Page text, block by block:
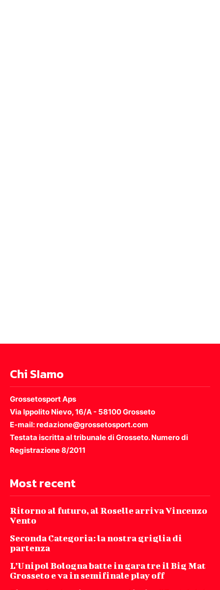
Chi SIamo
Grossetosport Aps
Via Ippolito Nievo, 16/A - 58100 Grosseto
E-mail: redazione@grossetosport.com
Testata iscritta al tribunale di Grosseto. Numero di
Registrazione 8/2011
Most recent
Ritorno al futuro, al Roselle arriva Vincenzo
Vento
Seconda Categoria: la nostra griglia di
partenza
L’Unipol Bologna batte in gara tre il Big Mat
Grosseto e va in semifinale play off